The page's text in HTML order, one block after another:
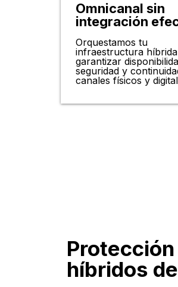
Omnicanal sin
integración
Orquestamos tu
infraestructura
garantizar
seguridad y
canales físicos y
híbridos